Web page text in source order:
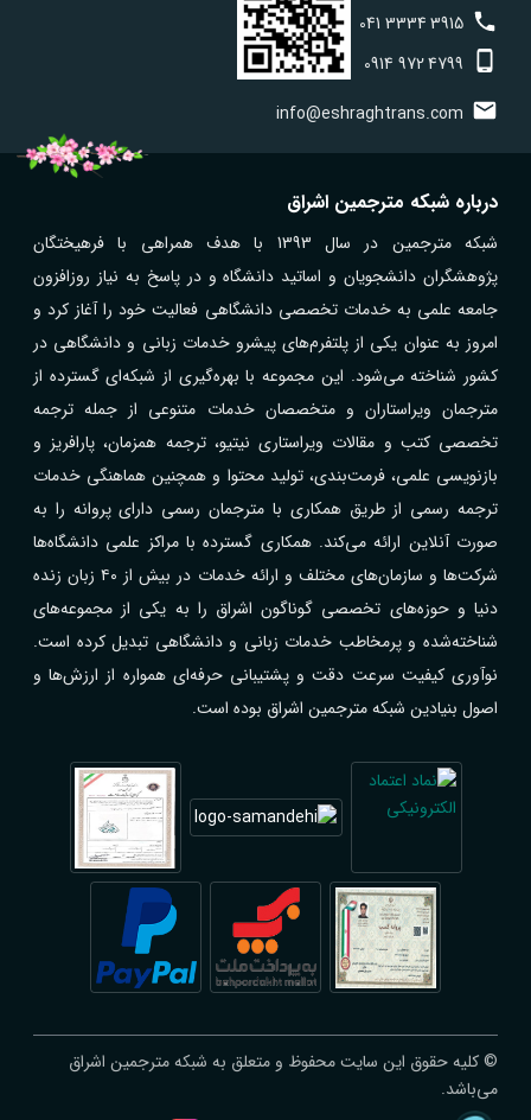
041 33343915
0914 9724799
info@eshraghtrans.com
درباره شبکه مترجمین اشراق
شبکه مترجمین در سال 1393 با هدف همراهی با فرهیختگان
پژوهشگران دانشجویان و اساتید دانشگاه و در پاسخ به نیاز روزافزون
جامعه علمی به خدمات تخصصی دانشگاهی فعالیت خود را آغاز کرد و
امروز به عنوان یکی از پلتفرم‌های پیشرو خدمات زبانی و دانشگاهی در
کشور شناخته می‌شود. این مجموعه با بهره‌گیری از شبکه‌ای گسترده از
مترجمان ویراستاران و متخصصان خدمات متنوعی از جمله ترجمه
تخصصی کتب و مقالات ویراستاری نیتیو، ترجمه همزمان، پارافریز و
بازنویسی علمی، فرمت‌بندی، تولید محتوا و همچنین هماهنگی خدمات
ترجمه رسمی از طریق همکاری با مترجمان رسمی دارای پروانه را به
صورت آنلاین ارائه می‌کند. همکاری گسترده با مراکز علمی دانشگاه‌ها
شرکت‌ها و سازمان‌های مختلف و ارائه خدمات در بیش از ۴۰ زبان زنده
دنیا و حوزه‌های تخصصی گوناگون اشراق را به یکی از مجموعه‌های
شناخته‌شده و پرمخاطب خدمات زبانی و دانشگاهی تبدیل کرده است.
نوآوری کیفیت سرعت دقت و پشتیبانی حرفه‌ای همواره از ارزش‌ها و
اصول بنیادین شبکه مترجمین اشراق بوده است.
© کلیه حقوق این سایت محفوظ و متعلق به شبکه مترجمین اشراق
می‌باشد.